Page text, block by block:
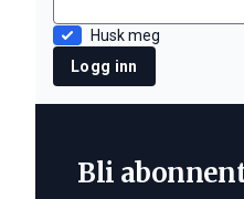
Husk meg
Logg inn
Bli